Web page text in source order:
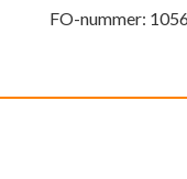
FO-nummer: